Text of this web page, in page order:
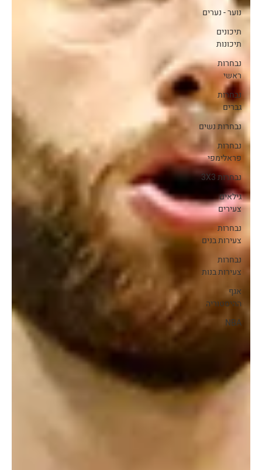
נוער - נערים
תיכונים
תיכונות
נבחרות
ראשי
נבחרות
גברים
נבחרות נשים
נבחרות
פראלימפי
נבחרות 3X3
גילאים
צעירים
נבחרות
צעירות בנים
נבחרות
צעירות בנות
אגף
ההיסטוריה
NBA